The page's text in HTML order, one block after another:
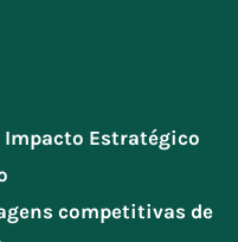
Impacto Estratégico
competitivas de